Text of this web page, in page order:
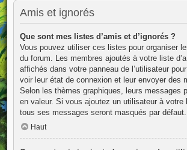
Amis et ignorés
Que sont mes listes d’amis et d’ignorés ?
Vous pouvez utiliser ces listes pour organiser
du forum. Les membres ajoutés à votre liste
affichés dans votre panneau de l’utilisateur
voir leur état de connexion et leur envoyer des
Selon les thèmes graphiques, leurs messages
en valeur. Si vous ajoutez un utilisateur à votre
tous ses messages seront masqués par défaut.
Haut